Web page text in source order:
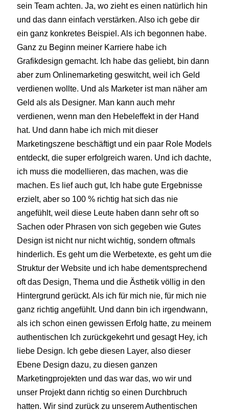
sein Team achten. Ja, wo zieht es einen natürlich hin
und das dann einfach verstärken. Also ich gebe dir
ein ganz konkretes Beispiel. Als ich begonnen habe.
Ganz zu Beginn meiner Karriere habe ich
Grafikdesign gemacht. Ich habe das geliebt, bin dann
aber zum Onlinemarketing geswitcht, weil ich Geld
verdienen wollte. Und als Marketer ist man näher am
Geld als als Designer. Man kann auch mehr
verdienen, wenn man den Hebeleffekt in der Hand
hat. Und dann habe ich mich mit dieser
Marketingszene beschäftigt und ein paar Role Models
entdeckt, die super erfolgreich waren. Und ich dachte,
ich muss die modellieren, das machen, was die
machen. Es lief auch gut, Ich habe gute Ergebnisse
erzielt, aber so 100 % richtig hat sich das nie
angefühlt, weil diese Leute haben dann sehr oft so
Sachen oder Phrasen von sich gegeben wie Gutes
Design ist nicht nur nicht wichtig, sondern oftmals
hinderlich. Es geht um die Werbetexte, es geht um die
Struktur der Website und ich habe dementsprechend
oft das Design, Thema und die Ästhetik völlig in den
Hintergrund gerückt. Als ich für mich nie, für mich nie
ganz richtig angefühlt. Und dann bin ich irgendwann,
als ich schon einen gewissen Erfolg hatte, zu meinem
authentischen Ich zurückgekehrt und gesagt Hey, ich
liebe Design. Ich gebe diesen Layer, also dieser
Ebene Design dazu, zu diesen ganzen
Marketingprojekten und das war das, wo wir und
unser Projekt dann richtig so einen Durchbruch
hatten. Wir sind zurück zu unserem Authentischen